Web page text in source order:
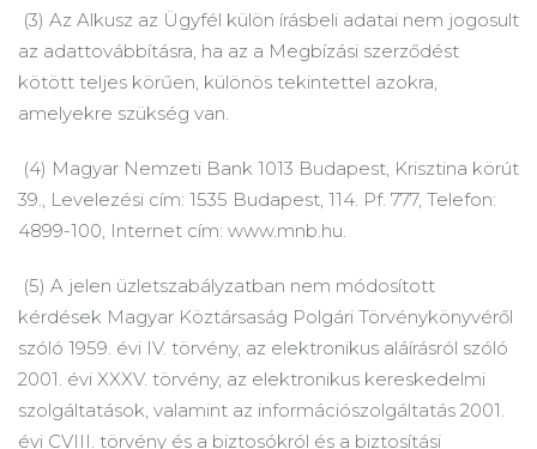
(3) Az Alkusz az Ügyfél külön írásbeli adatai nem jogosult
az adattovábbításra, ha az a Megbízási szerződést
kötött teljes körűen, különös tekintettel azokra,
amelyekre szükség van.
(4) Magyar Nemzeti Bank 1013 Budapest, Krisztina körút
39., Levelezési cím: 1535 Budapest, 114. Pf. 777, Telefon:
4899-100, Internet cím: www.mnb.hu.
(5) A jelen üzletszabályzatban nem módosított
kérdések Magyar Köztársaság Polgári Törvénykönyvéről
szóló 1959. évi IV. törvény, az elektronikus aláírásról szóló
2001. évi XXXV. törvény, az elektronikus kereskedelmi
szolgáltatások, valamint az információszolgáltatás 2001.
évi CVIII. törvény és a biztosókról és a biztosítási